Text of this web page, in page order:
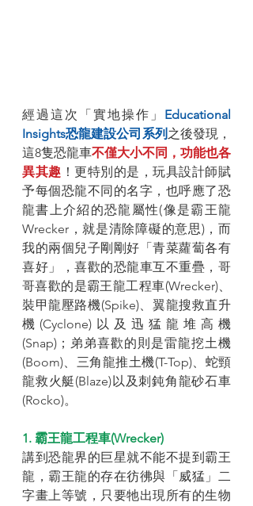
經過這次「實地操作」 Educational
Insights恐龍建設公司系列 之後發現，
這8隻恐龍車不僅大小不同，功能也各
異其趣 ！更特別的是，玩具設計師賦
予每個恐龍不同的名字，也呼應了恐
龍書上介紹的恐龍屬性(像是霸王龍
Wrecker，就是清除障礙的意思)，而
我的兩個兒子剛剛好「青菜蘿蔔各有
喜好」，喜歡的恐龍車互不重疊，哥
哥喜歡的是霸王龍工程車(Wrecker)、
裝甲龍壓路機(Spike)、翼龍搜救直升
機(Cyclone)以及迅猛龍堆高機
(Snap)；弟弟喜歡的則是雷龍挖土機
(Boom)、三角龍推土機(T-Top)、蛇頸
龍救火艇(Blaze)以及刺鈍角龍砂石車
(Rocko)。
1. 霸王龍工程車(Wrecker)
講到恐龍界的巨星就不能不提到霸王
龍，霸王龍的存在彷彿與「威猛」二
字畫上等號，只要牠出現所有的生物